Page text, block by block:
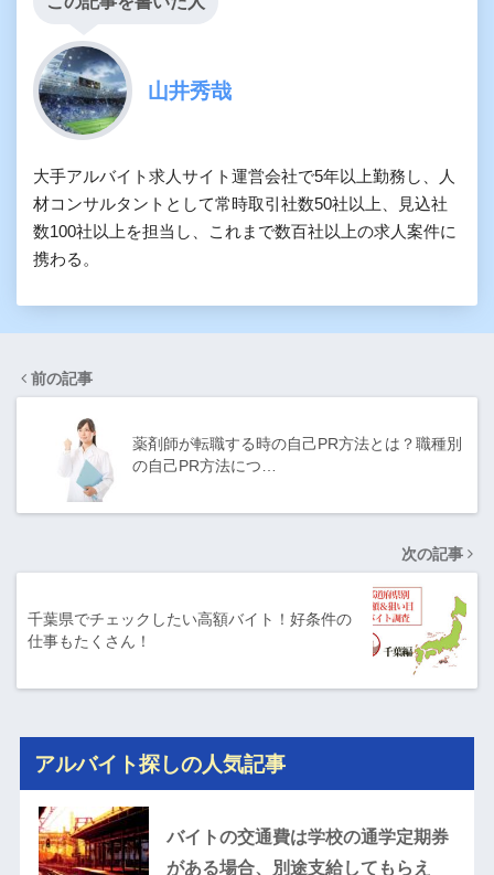
山井秀哉
大手アルバイト求人サイト運営会社で5年以上勤務し、人
材コンサルタントとして常時取引社数50社以上、見込社
数100社以上を担当し、これまで数百社以上の求人案件に
携わる。
前の記事
薬剤師が転職する時の自己PR方法とは？職種別
の自己PR方法につ…
次の記事
千葉県でチェックしたい高額バイト！好条件の
仕事もたくさん！
アルバイト探しの人気記事
バイトの交通費は学校の通学定期券
がある場合、別途支給してもらえ